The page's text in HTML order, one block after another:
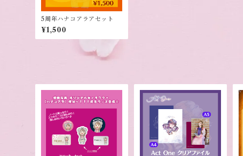
5周年ハナコアラアセット
¥1,500